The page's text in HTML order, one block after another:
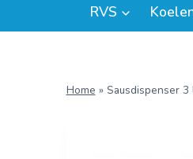
RVS
Home » Sausdispenser